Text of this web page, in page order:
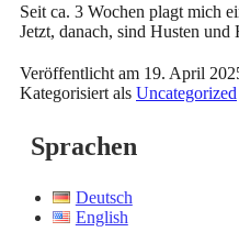
Seit ca. 3 Wochen plagt mich
Jetzt, danach, sind Husten
Veröffentlicht am 19. April
Kategorisiert als Uncategorized
Sprachen
Deutsch
English